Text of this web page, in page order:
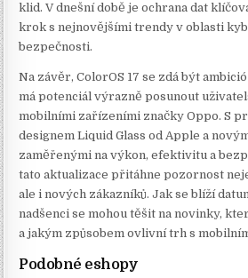
klid. V dnešní době je ochrana dat
krok s nejnovějšími trendy v oblasti
bezpečnosti.
Na závěr, ColorOS 17 se zdá být
má potenciál výrazně posunout
mobilními zařízeními značky Oppo. S
designem Liquid Glass od Apple a
zaměřenými na výkon, efektivitu a
tato aktualizace přitáhne pozornost
ale i nových zákazníků. Jak se blíží
nadšenci se mohou těšit na novinky,
a jakým způsobem ovlivní trh s
Podobné eshopy